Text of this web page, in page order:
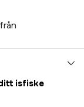
isfiske